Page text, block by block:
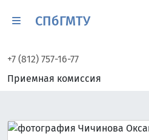
СПбГМТУ
+7 (812) 757-16-77
Приемная комиссия